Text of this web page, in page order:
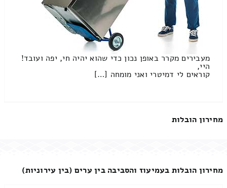
מעבירים מקרר באופן נכון כדי שהוא יהיה חי, יפה ועובד!
היי,
קוראים לי דמיטרי ואני מומחה […]
מחירון הובלות
מחירון הובלות בעמיעוז והסביבה בין ערים (בין עירוניות)